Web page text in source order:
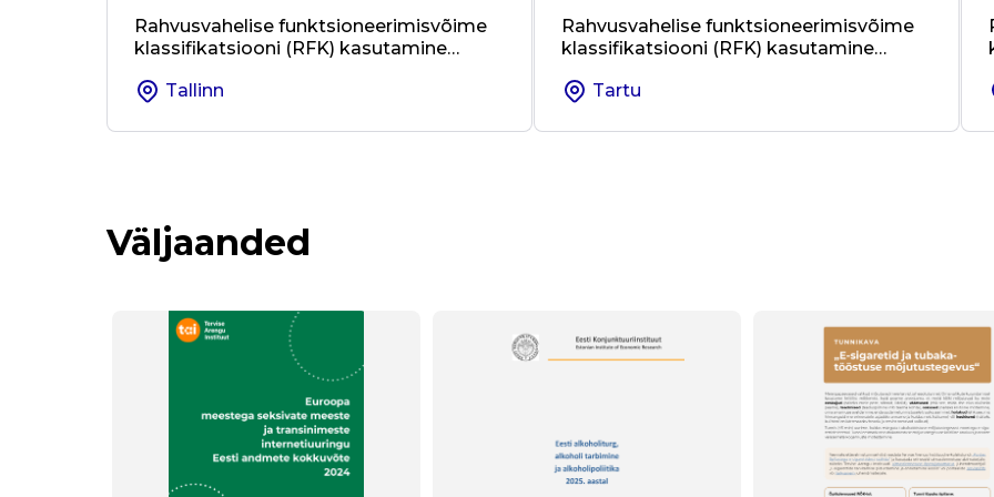
Rahvusvahelise funktsioneerimisvõime
klassifikatsiooni (RFK) kasutamine
üleses koostöös
Tallinn
Rahvusvahelise funktsioneerimisvõime
klassifikatsiooni (RFK) kasutamine
üleses koostöös
Tartu
Väljaanded